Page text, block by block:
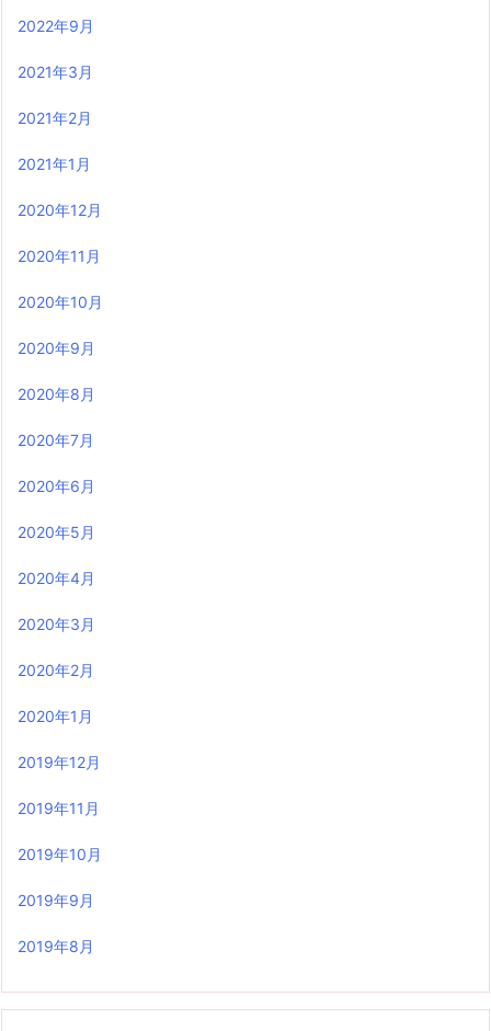
2022年9月
2021年3月
2021年2月
2021年1月
2020年12月
2020年11月
2020年10月
2020年9月
2020年8月
2020年7月
2020年6月
2020年5月
2020年4月
2020年3月
2020年2月
2020年1月
2019年12月
2019年11月
2019年10月
2019年9月
2019年8月